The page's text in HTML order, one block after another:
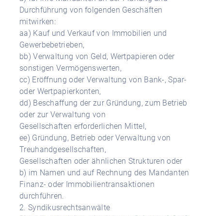
Durchführung von folgenden Geschäften
mitwirken:
aa) Kauf und Verkauf von Immobilien und
Gewerbebetrieben,
bb) Verwaltung von Geld, Wertpapieren oder
sonstigen Vermögenswerten,
cc) Eröffnung oder Verwaltung von Bank-, Spar-
oder Wertpapierkonten,
dd) Beschaffung der zur Gründung, zum Betrieb
oder zur Verwaltung von
Gesellschaften erforderlichen Mittel,
ee) Gründung, Betrieb oder Verwaltung von
Treuhandgesellschaften,
Gesellschaften oder ähnlichen Strukturen oder
b) im Namen und auf Rechnung des Mandanten
Finanz- oder Immobilientransaktionen
durchführen.
2. Syndikusrechtsanwälte